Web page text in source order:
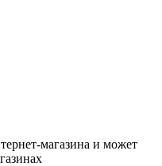
магазина и может